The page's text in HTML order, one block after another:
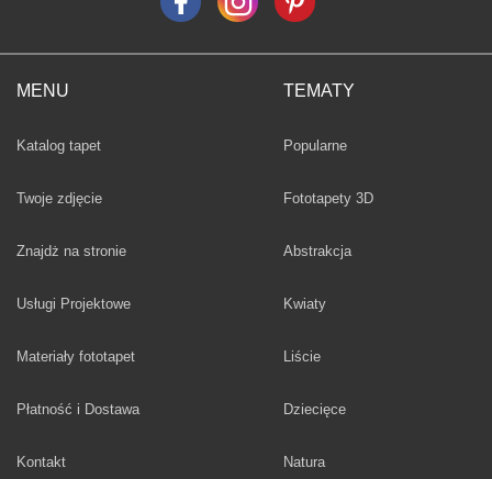
MENU
Katalog tapet
Twoje zdjęcie
Znajdż na stronie
Usługi Projektowe
Materiały fototapet
Płatność i Dostawa
Kontakt
TEMATY
Fototapety
Popularne
Fototapety 3D
Fototapety
Abstrakcja
Fototapety
Kwiaty
Fototapety
Liście
Fototapety
Dziecięce
Fototapety
Natura